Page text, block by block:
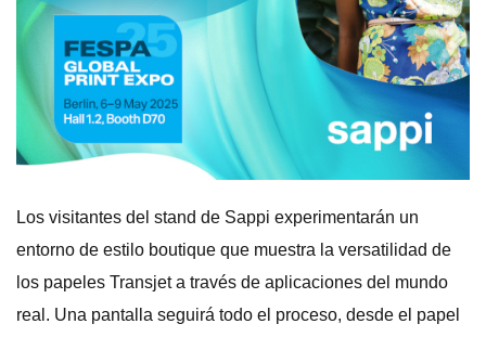
Los visitantes del stand de Sappi experimentarán un
entorno de estilo boutique que muestra la versatilidad de
los papeles Transjet a través de aplicaciones del mundo
real. Una pantalla seguirá todo el proceso, desde el papel